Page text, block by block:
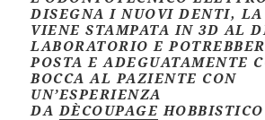
DISEGNA I NUOVI DENTI, LA
VIENE STAMPATA IN 3D AL
LABORATORIO E
POSTA E ADEGUATAMENTE
BOCCA AL PAZIENTE CON
UN’ESPERIENZA
DA DÈCOUPAGE HOBBISTICO